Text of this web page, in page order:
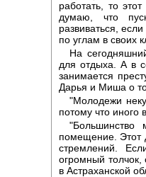
работать, то
думаю, что
развиваться,
по углам в своих
На
для отдыха. А в
занимается
Дарья и Миша о
"Молодежи
потому что иного
"Большинство
помещение. Этот
стремлений.
огромный
в Астраханской